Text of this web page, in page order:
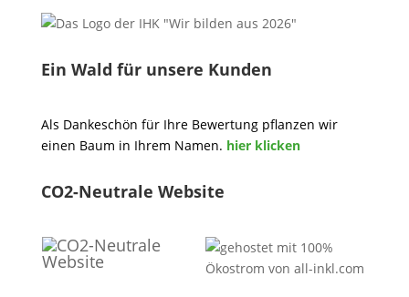
Ein Wald für unsere Kunden
Als Dankeschön für Ihre Bewertung pflanzen wir
einen Baum in Ihrem Namen. hier klicken
CO2-Neutrale Website